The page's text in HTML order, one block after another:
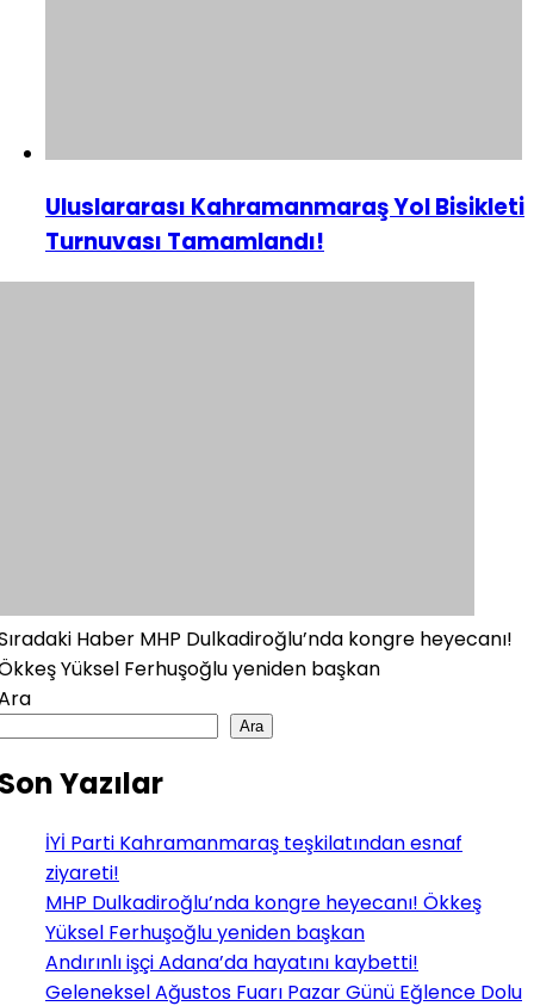
Uluslararası Kahramanmaraş Yol Bisikleti
Turnuvası Tamamlandı!
Haber MHP Dulkadiroğlu’nda kongre heyecanı!
Yüksel Ferhuşoğlu yeniden başkan
Ara
Yazılar
İYİ Parti Kahramanmaraş teşkilatından esnaf
ziyareti!
MHP Dulkadiroğlu’nda kongre heyecanı! Ökkeş
Yüksel Ferhuşoğlu yeniden başkan
Andırınlı işçi Adana’da hayatını kaybetti!
Geleneksel Ağustos Fuarı Pazar Günü Eğlence Dolu